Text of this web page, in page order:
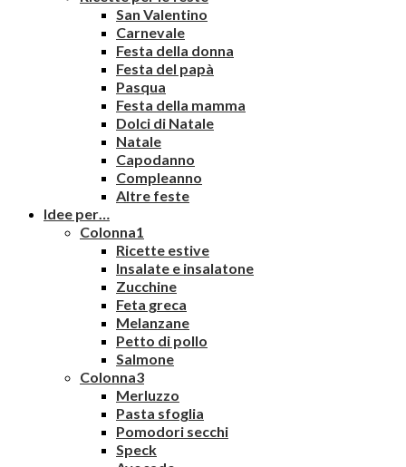
San Valentino
Carnevale
Festa della donna
Festa del papà
Pasqua
Festa della mamma
Dolci di Natale
Natale
Capodanno
Compleanno
Altre feste
Idee per…
Colonna1
Ricette estive
Insalate e insalatone
Zucchine
Feta greca
Melanzane
Petto di pollo
Salmone
Colonna3
Merluzzo
Pasta sfoglia
Pomodori secchi
Speck